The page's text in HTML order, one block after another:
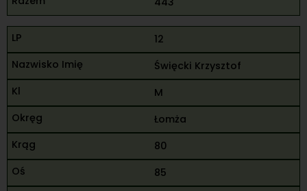
12
Święcki Krzysztof
M
Łomża
80
85